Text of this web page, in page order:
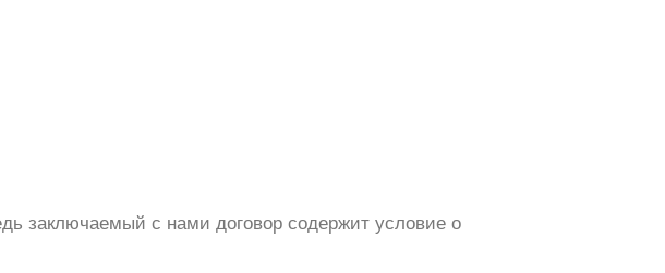
заключаемый с нами договор содержит условие о